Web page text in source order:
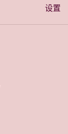
设置